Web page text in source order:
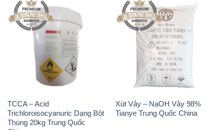
TCCA – Acid
Trichloroisocyanuric Dạng Bột
Thùng 20kg Trung Quốc
Xút Vảy – NaOH Vảy 98%
Tianye Trung Quốc China